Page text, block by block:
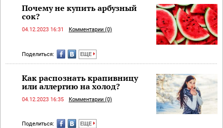
Почему не купить арбузный
сок?
04.12.2023 16:31 Комментарии (0)
Поделиться: ЕЩЕ
Как распознать крапивницу
или аллергию на холод?
04.12.2023 16:35 Комментарии (0)
Поделиться: ЕЩЕ